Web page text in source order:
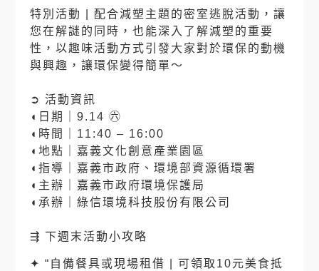
特別活動 | 配合減塑主題的密室逃脫活動，讓
您在解謎的同時，也能深入了解減塑的重要
性，以趣味活動方式引發大家對於環保的動機
與興趣，讓環保變得簡單～
➲ 活動資訊
◖日期｜9.14 ㊅
◖時間｜11:40 – 16:00
◖地點｜嘉義文化創意產業園區
◖指導｜嘉義市政府、環境部資源循環署
◖主辦｜嘉義市政府環境保護局
◖承辦｜綠信環境科技股份有限公司
⇶ 下週末活動小攻略
✦ “自備餐具或現場租借 | 可領取10元美食抵